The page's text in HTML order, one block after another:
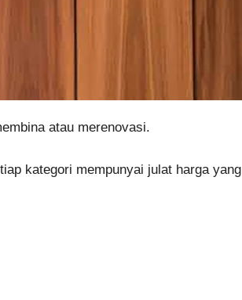
atau merenovasi.
kategori mempunyai julat harga yang